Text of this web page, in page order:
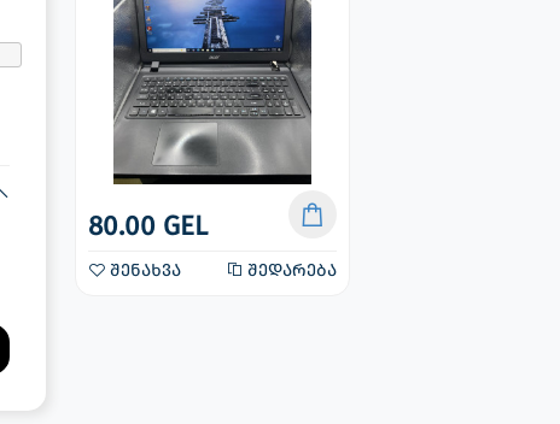
80.00 GEL
შენახვა შედარება